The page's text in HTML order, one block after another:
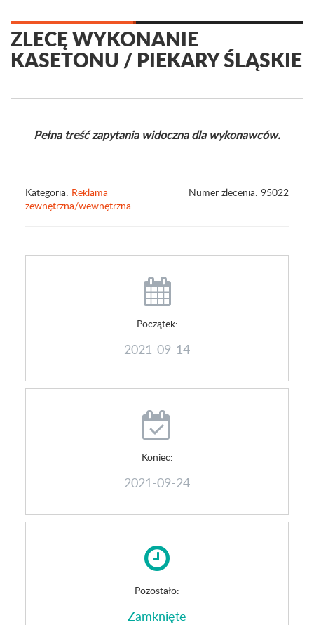
ZLECĘ WYKONANIE
KASETONU / PIEKARY ŚLĄSKIE
Pełna treść zapytania widoczna dla wykonawców.
Kategoria: Reklama
zewnętrzna/wewnętrzna
Numer zlecenia: 95022
Początek:
2021-09-14
Koniec:
2021-09-24
Pozostało:
Zamknięte